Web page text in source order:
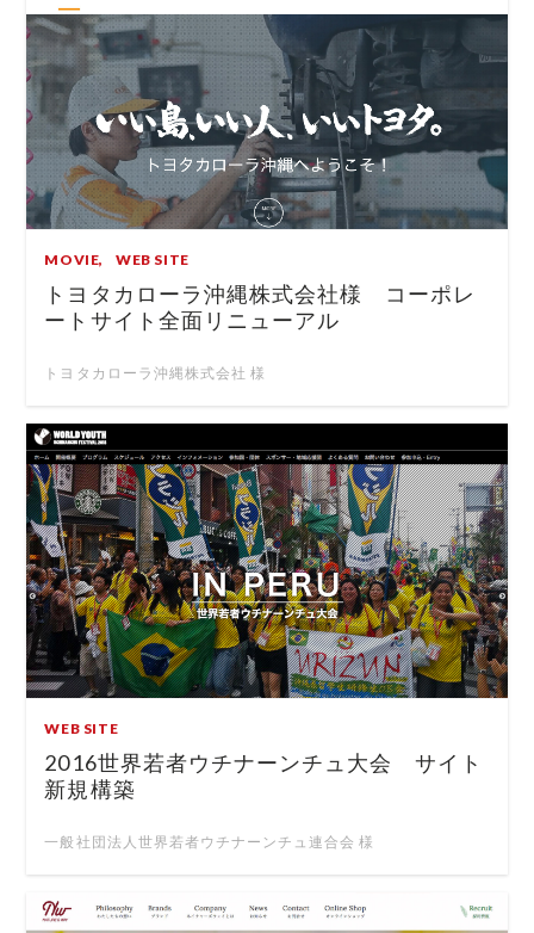
MOVIE WEB SITE
トヨタカローラ沖縄株式会社様 コーポレ
ートサイト全面リニューアル
トヨタカローラ沖縄株式会社 様
WEB SITE
2016世界若者ウチナーンチュ大会 サイト
新規構築
一般社団法人世界若者ウチナーンチュ連合会 様